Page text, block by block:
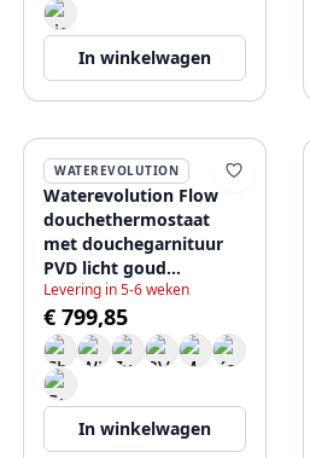
In winkelwagen
WATEREVOLUTION
Waterevolution Flow
douchethermostaat
met douchegarnituur
PVD licht goud
T140TWGE
Levering in 5-6 weken
€ 799,85
In winkelwagen